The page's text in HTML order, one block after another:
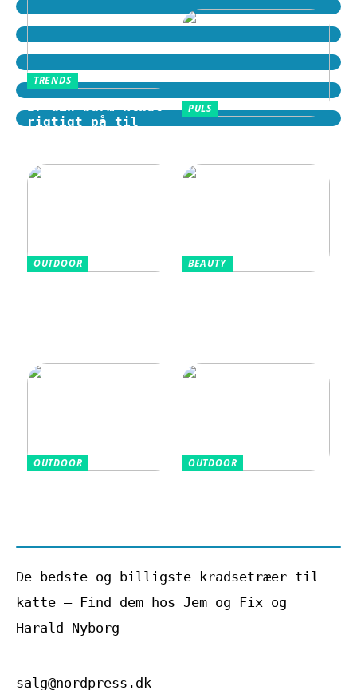
TRENDS
Er din barm klædt
rigtigt på til
PULS
OUTDOOR BEAUTY
OUTDOOR OUTDOOR
De bedste og billigste kradsetræer til
katte – Find dem hos Jem og Fix og
Harald Nyborg
salg@nordpress.dk